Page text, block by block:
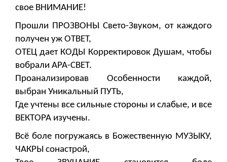
свое ВНИМАНИЕ!
Прошли ПРОЗВОНЫ Свето-Звуком, от каждого
получен уж ОТВЕТ,
ОТЕЦ дает КОДЫ Корректировок Душам, чтобы
вобрали АРА-СВЕТ.
Проанализировав Особенности каждой,
выбран Уникальный ПУТЬ,
Где учтены все сильные стороны и слабые, и все
ВЕКТОРА изучены.
Всё боле погружаясь в Божественную МУЗЫКУ,
ЧАКРЫ сонастрой,